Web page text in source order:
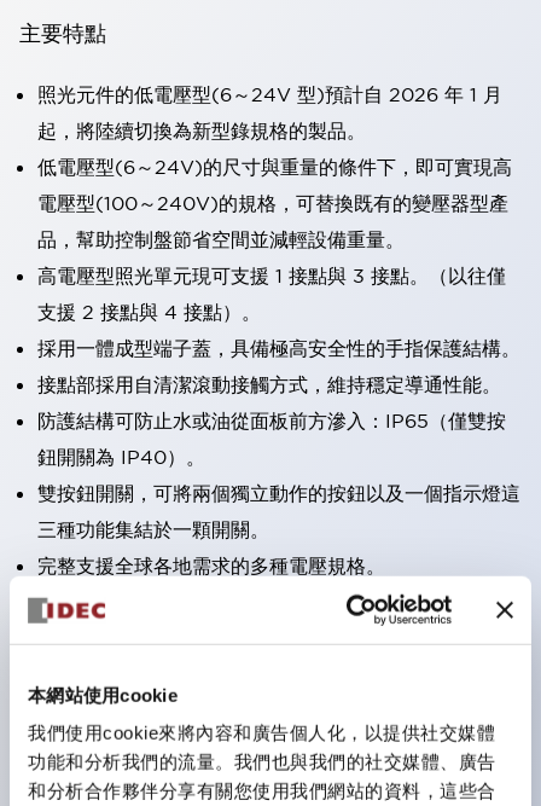
本網站使用cookie
我們使用cookie來將內容和廣告個人化，以提供社交媒體
功能和分析我們的流量。我們也與我們的社交媒體、廣告
和分析合作夥伴分享有關您使用我們網站的資料，這些合
主要特點
照光元件的低電壓型(6～24V 型)預計自 2026 年 1 月
起，將陸續切換為新型錄規格的製品。
低電壓型(6～24V)的尺寸與重量的條件下，即可實現高
電壓型(100～240V)的規格，可替換既有的變壓器型產
品，幫助控制盤節省空間並減輕設備重量。
高電壓型照光單元現可支援 1 接點與 3 接點。（以往僅
支援 2 接點與 4 接點）。
採用一體成型端子蓋，具備極高安全性的手指保護結構。
接點部採用自清潔滾動接觸方式，維持穩定導通性能。
防護結構可防止水或油從面板前方滲入：IP65（僅雙按
鈕開關為 IP40）。
雙按鈕開關，可將兩個獨立動作的按鈕以及一個指示燈這
三種功能集結於一顆開關。
完整支援全球各地需求的多種電壓規格。
一顆 LED 燈泡即可呈現六種顏色（LSRD 燈泡）。以往
需分色管理的 LED 燈泡，如今可用單一顆燈泡呈現多種
支援色彩通用設計（CUD）：可清楚辨識正方平頭形指
示燈的亮燈/熄燈狀態，以及點燈時的顏色識別。
符合 ISO 3864-4 安全色規範：在危險或緊急狀況下，